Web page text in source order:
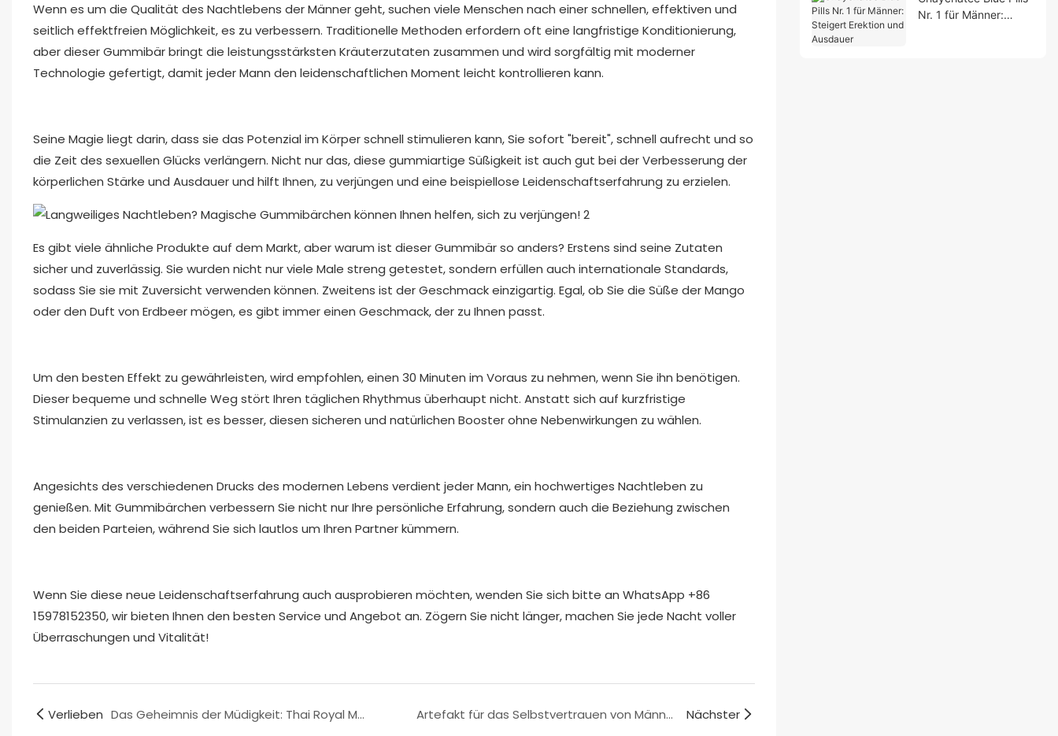
Wenn es um die Qualität des Nachtlebens der Männer geht, suchen viele Menschen nach einer schnellen, effektiven und
seitlich effektfreien Möglichkeit, es zu verbessern. Traditionelle Methoden erfordern oft eine langfristige Konditionierung,
aber dieser Gummibär bringt die leistungsstärksten Kräuterzutaten zusammen und wird sorgfältig mit moderner
Technologie gefertigt, damit jeder Mann den leidenschaftlichen Moment leicht kontrollieren kann.
Seine Magie liegt darin, dass sie das Potenzial im Körper schnell stimulieren kann, Sie sofort "bereit", schnell aufrecht und so
die Zeit des sexuellen Glücks verlängern. Nicht nur das, diese gummiartige Süßigkeit ist auch gut bei der Verbesserung der
körperlichen Stärke und Ausdauer und hilft Ihnen, zu verjüngen und eine beispiellose Leidenschaftserfahrung zu erzielen.
Es gibt viele ähnliche Produkte auf dem Markt, aber warum ist dieser Gummibär so anders? Erstens sind seine Zutaten
sicher und zuverlässig. Sie wurden nicht nur viele Male streng getestet, sondern erfüllen auch internationale Standards,
sodass Sie sie mit Zuversicht verwenden können. Zweitens ist der Geschmack einzigartig. Egal, ob Sie die Süße der Mango
oder den Duft von Erdbeer mögen, es gibt immer einen Geschmack, der zu Ihnen passt.
Um den besten Effekt zu gewährleisten, wird empfohlen, einen 30 Minuten im Voraus zu nehmen, wenn Sie ihn benötigen.
Dieser bequeme und schnelle Weg stört Ihren täglichen Rhythmus überhaupt nicht. Anstatt sich auf kurzfristige
Stimulanzien zu verlassen, ist es besser, diesen sicheren und natürlichen Booster ohne Nebenwirkungen zu wählen.
Angesichts des verschiedenen Drucks des modernen Lebens verdient jeder Mann, ein hochwertiges Nachtleben zu
genießen. Mit Gummibärchen verbessern Sie nicht nur Ihre persönliche Erfahrung, sondern auch die Beziehung zwischen
den beiden Parteien, während Sie sich lautlos um Ihren Partner kümmern.
Wenn Sie diese neue Leidenschaftserfahrung auch ausprobieren möchten, wenden Sie sich bitte an WhatsApp +86
15978152350, wir bieten Ihnen den besten Service und Angebot an. Zögern Sie nicht länger, machen Sie jede Nacht voller
Überraschungen und Vitalität!
Verlieben Das Geheimnis der Müdigkeit: Thai Royal Male Enhancement Honey hilft Ihnen, sich zu verjüngen! Artefakt für das Selbstvertrauen von Männern: Instantkaffee für eine Erektion und Verzögerung, Sie haben es verdient! Nächster
Nr. 1 für Männer: